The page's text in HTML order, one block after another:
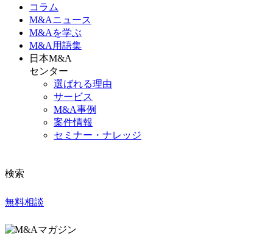
コラム
M&Aニュース
M&Aを学ぶ
M&A 用語集
日本M&A
センター
選ばれる理由
サービス
M&A事例
案件情報
セミナー・ナレッジ
検索
無料相談